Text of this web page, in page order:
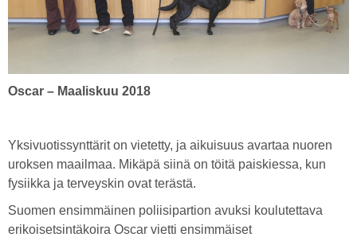
Oscar – Maaliskuu 2018
Yksivuotissynttärit on vietetty, ja aikuisuus avartaa nuoren
uroksen maailmaa. Mikäpä siinä on töitä paiskiessa, kun
fysiikka ja terveyskin ovat terästä.
Suomen ensimmäinen poliisipartion avuksi koulutettava
erikoisetsintäkoira Oscar vietti ensimmäiset